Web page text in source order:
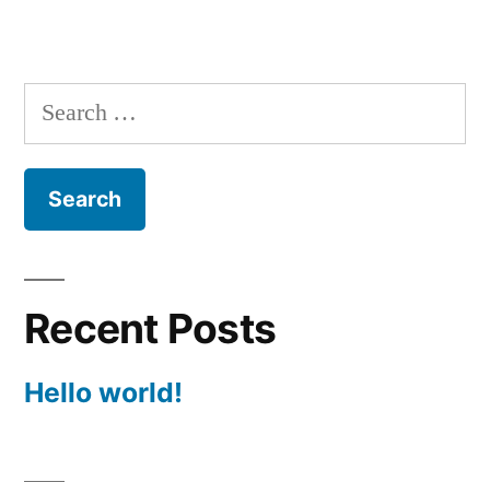
Search
for:
Recent Posts
Hello world!